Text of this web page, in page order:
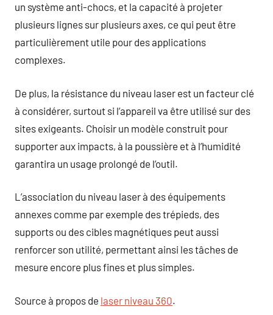
un système anti-chocs, et la capacité à projeter
plusieurs lignes sur plusieurs axes, ce qui peut être
particulièrement utile pour des applications
complexes.
De plus, la résistance du niveau laser est un facteur clé
à considérer, surtout si l’appareil va être utilisé sur des
sites exigeants. Choisir un modèle construit pour
supporter aux impacts, à la poussière et à l’humidité
garantira un usage prolongé de l’outil.
L’association du niveau laser à des équipements
annexes comme par exemple des trépieds, des
supports ou des cibles magnétiques peut aussi
renforcer son utilité, permettant ainsi les tâches de
mesure encore plus fines et plus simples.
Source à propos de laser niveau 360.